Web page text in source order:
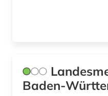
Baden-